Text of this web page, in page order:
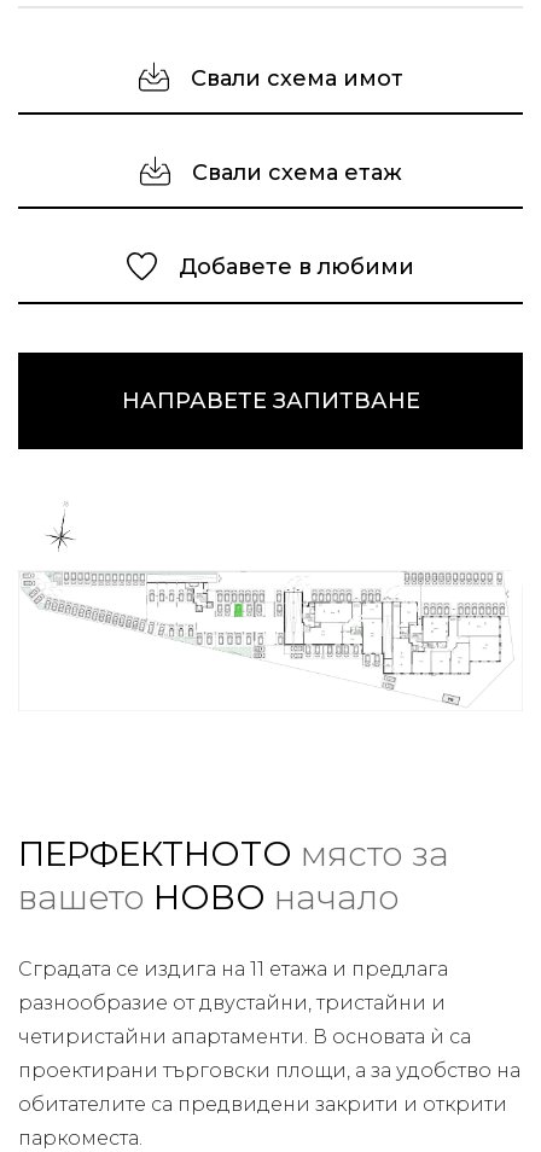
Свали схема имот
Свали схема етаж
Добавете в любими
НАПРАВЕТЕ ЗАПИТВАНЕ
ПЕРФЕКТНОТО място за
вашето НОВО начало
Сградата се издига на 11 етажа и предлага
разнообразие от двустайни, тристайни и
четиристайни апартаменти. В основата ѝ са
проектирани търговски площи, а за удобство на
обитателите са предвидени закрити и открити
паркоместа.